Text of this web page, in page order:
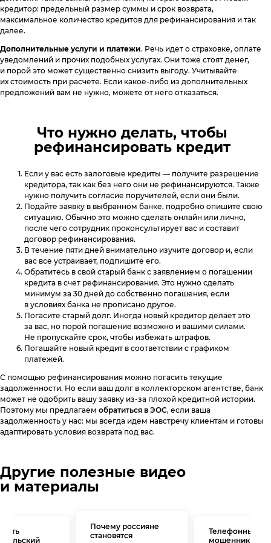
кредитор: предельный размер суммы и срок возврата,
максимальное количество кредитов для рефинансирования и так
далее.
Дополнительные услуги и платежи. Речь идет о страховке, оплате
уведомлений и прочих подобных услугах. Они тоже стоят денег,
и порой это может существенно снизить выгоду. Учитывайте
их стоимость при расчете. Если какое-либо из дополнительных
предложений вам не нужно, можете от него отказаться.
Что нужно делать, чтобы
рефинансировать кредит
Если у вас есть залоговые кредиты — получите разрешение
кредитора, так как без него они не рефинансируются. Также
нужно получить согласие поручителей, если они были.
Подайте заявку в выбранном банке, подробно опишите свою
ситуацию. Обычно это можно сделать онлайн или лично,
после чего сотрудник проконсультирует вас и составит
договор рефинансирования.
В течение пяти дней внимательно изучите договор и, если
вас все устраивает, подпишите его.
Обратитесь в свой старый банк с заявлением о погашении
кредита в счет рефинансирования. Это нужно сделать
минимум за 30 дней до собственно погашения, если
в условиях банка не прописано другое.
Погасите старый долг. Иногда новый кредитор делает это
за вас, но порой погашение возможно и вашими силами.
Не пропускайте срок, чтобы избежать штрафов.
Погашайте новый кредит в соответствии с графиком
платежей.
С помощью рефинансирования можно погасить текущие
задолженности. Но если ваш долг в коллекторском агентстве, банк
может не одобрить вашу заявку из-за плохой кредитной истории.
Поэтому мы предлагаем обратиться в ЭОС, если ваша
задолженность у нас: мы всегда идем навстречу клиентам и готовы
адаптировать условия возврата под вас.
Другие полезные видео
и материалы
Почему россияне
становятся
Телефонные
мошенники: как